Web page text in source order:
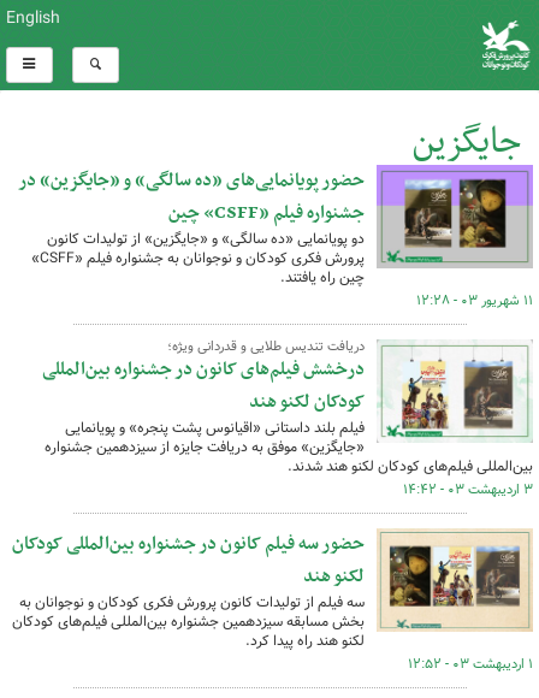
English
جایگزین
کل اخبار:5
حضور پویانمایی‌های «ده سالگی» و «جایگزین» در
جشنواره فیلم «CSFF» چین
دو پویانمایی «ده سالگی» و «جایگزین» از تولیدات کانون
پرورش فکری کودکان و نوجوانان به جشنواره فیلم «CSFF»
چین راه یافتند.
۱۱ شهریور ۰۳ - ۱۲:۲۸
دریافت تندیس طلایی و قدردانی ویژه؛
درخشش فیلم‌های کانون در جشنواره بین‌المللی
کودکان لکنو هند
فیلم بلند داستانی «اقیانوس پشت پنجره» و پویانمایی
«جایگزین» موفق به دریافت جایزه از سیزدهمین جشنواره
بین‌المللی فیلم‌های کودکان لکنو هند شدند.
۳ اردیبهشت ۰۳ - ۱۴:۴۲
حضور سه فیلم کانون در جشنواره بین‌المللی کودکان
لکنو هند
سه فیلم از تولیدات کانون پرورش فکری کودکان و نوجوانان به
بخش مسابقه سیزدهمین جشنواره بین‌المللی فیلم‌های کودکان
لکنو هند راه پیدا کرد.
۱ اردیبهشت ۰۳ - ۱۲:۵۲